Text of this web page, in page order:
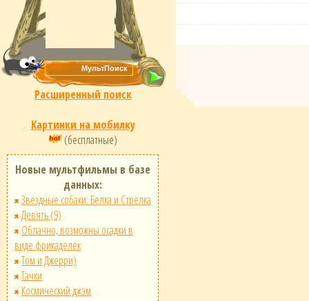
Расширенный поиск
Картинки на мобилку
(бесплатные)
Новые мультфильмы в базе
данных:
Звёздные собаки: Белка и Стрелка
Девять (9)
Облачно, возможны осадки в
виде фрикаделек
Том и Джерри)
Тачки
Космический джэм